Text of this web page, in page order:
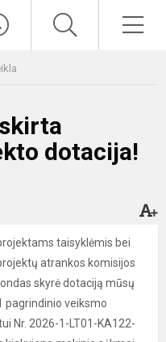
dotacija!
taisyklėmis bei
atrankos komisijos
skyrė dotaciją mūsų
pagrindinio veiksmo
Nr. 2026-1-LT01-KA122-